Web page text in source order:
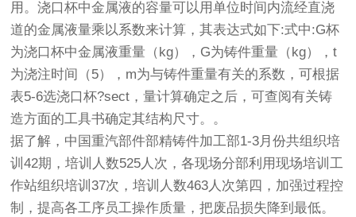
用。浇口杯中金属液的容量可以用单位时间内流经直浇
道的金属液量乘以系数来计算，其表达式如下:式中:G杯
为浇口杯中金属液重量（kg），G为铸件重量（kg），t
为浇注时间（5），m为与铸件重量有关的系数，可根据
表5-6选浇口杯?sect，量计算确定之后，可查阅有关铸
造方面的工具书确定其结构尺寸。。
据了解，中国重汽部件部精铸件加工部1-3月份共组织培
训42期，培训人数525人次，各现场分部利用现场培训工
作站组织培训37次，培训人数463人次第四，加强过程控
制，提高各工序员工操作质量，把废品损失降到最低。